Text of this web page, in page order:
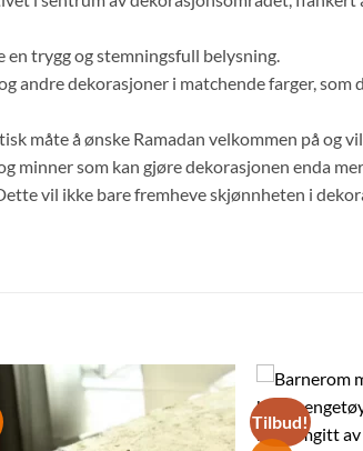
en trygg og stemningsfull belysning.
andre dekorasjoner i matchende farger, som
måte å ønske Ramadan velkommen på og
minner som kan gjøre dekorasjonen enda
vil ikke bare fremheve skjønnheten i
Legg til
ønskelisten
Tilbud!